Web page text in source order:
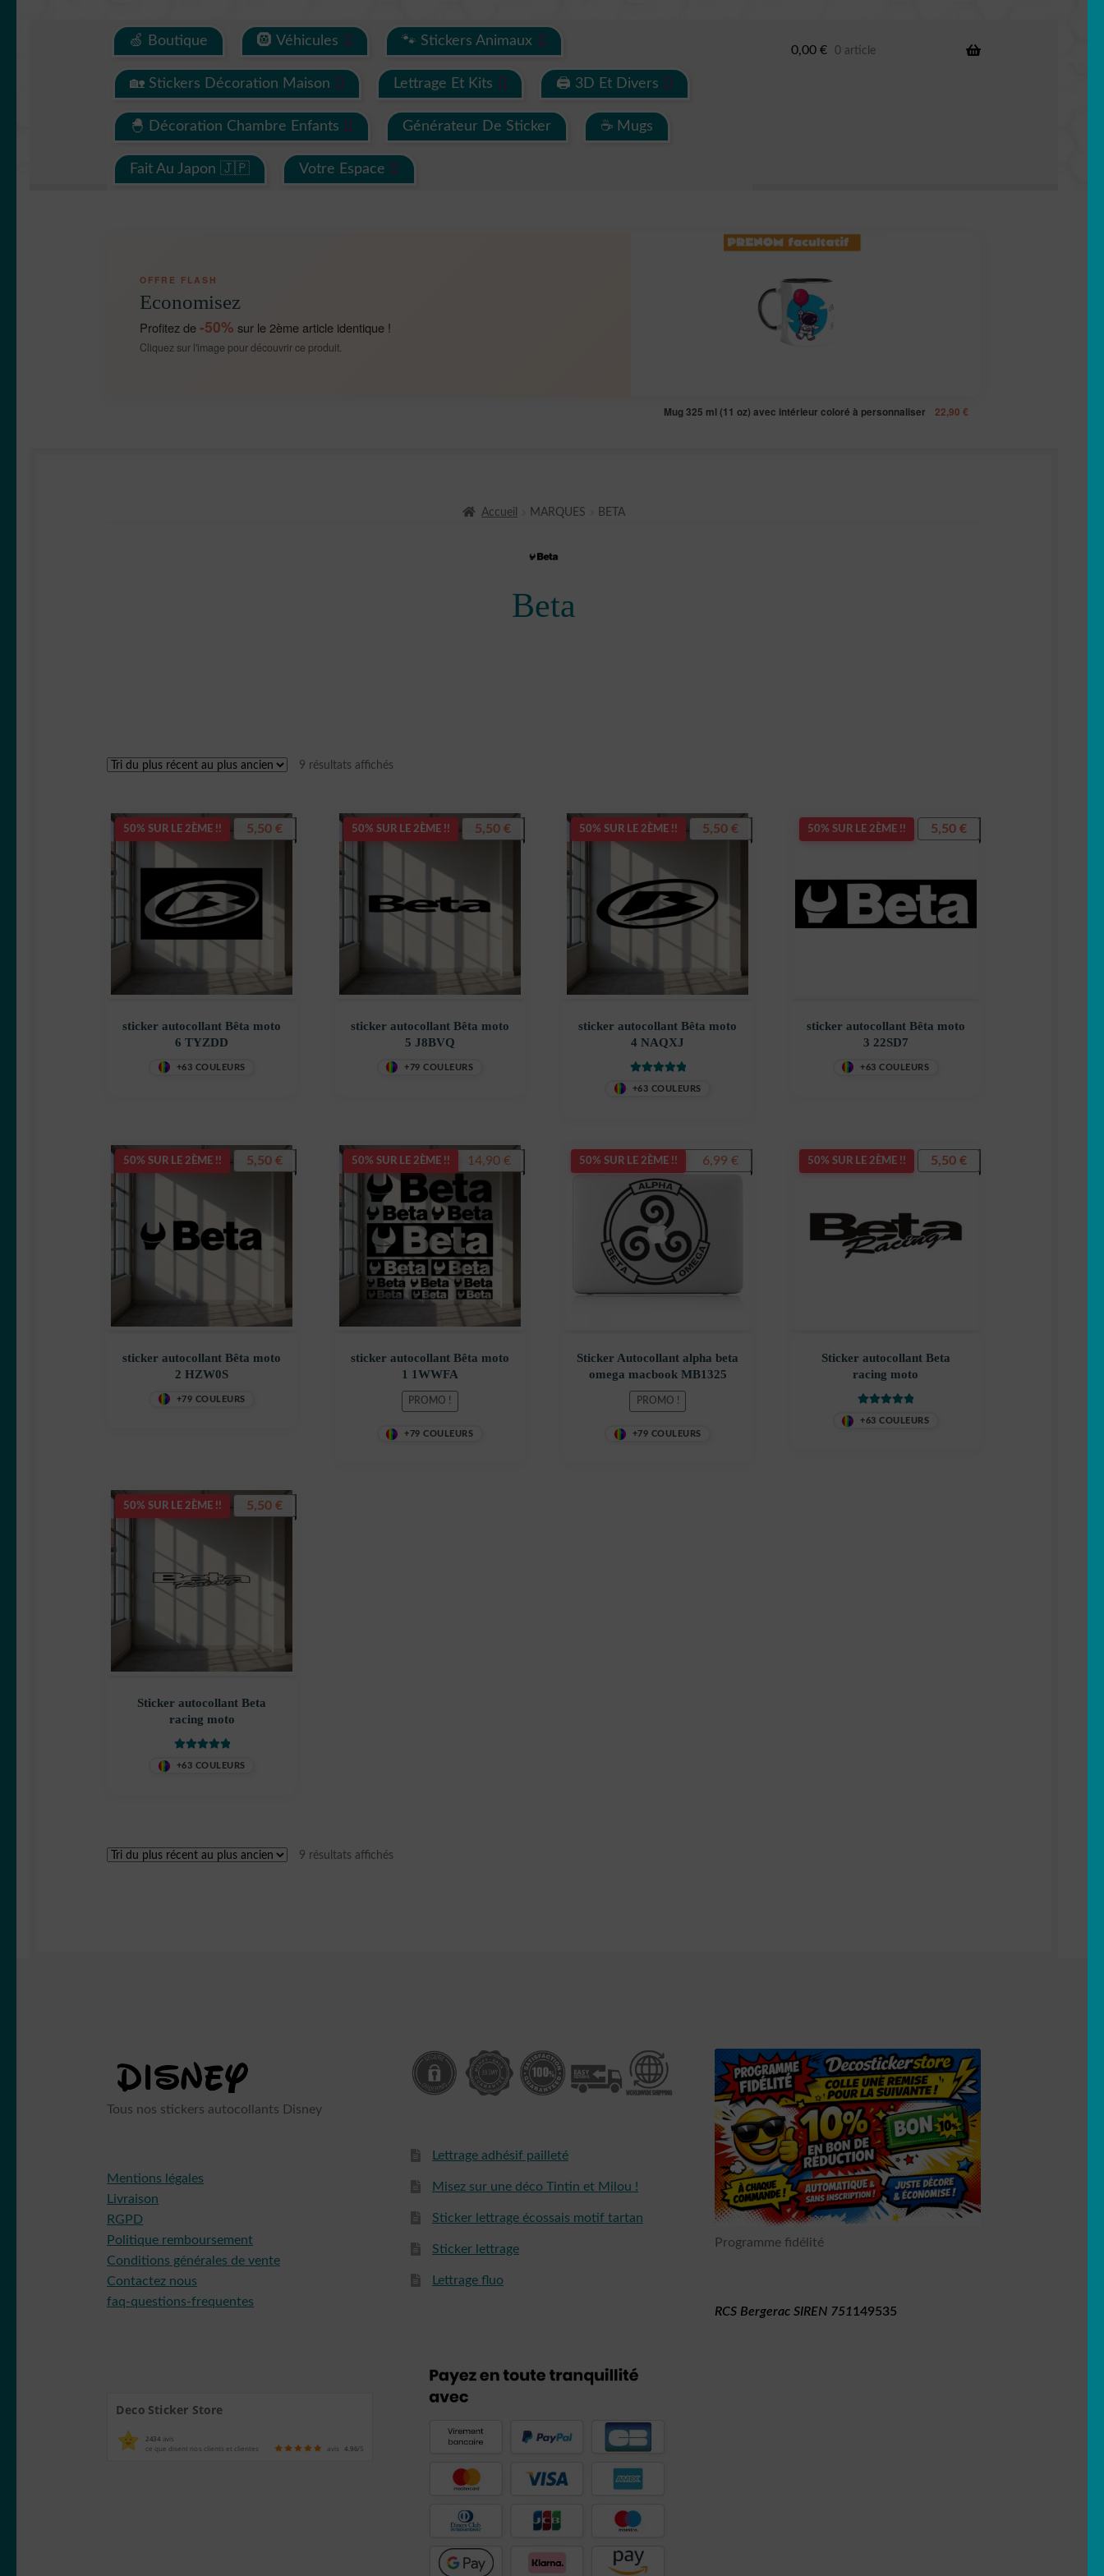
🍏 Boutique 🛞 Véhicules 🐾 Stickers Animaux
🏡 Stickers Décoration Maison Lettrage Et Kits 🖨 3D Et Divers
🐣 Décoration Chambre Enfants Générateur De Sticker ☕ Mugs
Fait Au Japon 🇯🇵 Votre Espace
0,00 € 0 article
OFFRE FLASH
Economisez
Profitez de-50% sur le 2ème article identique !
Cliquez sur l'image pour découvrir ce produit.
Mug 325 ml (11 oz) avec intérieur coloré à personnaliser 22,90 €
Accueil MARQUES BETA
Beta
9 résultats affichés
récent
plus
50% SUR LE 2ÈME !!
sticker autocollant Bêta moto
6 TYZDD
+63 COULEURS
5,50€ 50% SUR LE 2ÈME !!
sticker autocollant Bêta moto
5 J8BVQ
+79 COULEURS
5,50 € 50% SUR LE 2ÈME !!
sticker autocollant Bêta moto
4 NAQXJ
+63 COULEURS
5,50€ 50% SUR LE 2ÈME !!
sticker autocollant Bêta moto
3 22SD7
+63 COULEURS
5,50 €
50% SUR LE 2ÈME !!
sticker autocollant Bêta moto
2 HZW0S
+79 COULEURS
5,50€ 50% SUR LE 2ÈME !!
sticker autocollant Bêta moto
1 1WWFA
PROMO !
+79 COULEURS
19,90€
Le
prix
initial
était :
19,90 €.
14,90 €Le
50% SUR LE 2ÈME !!
Sticker Autocollant alpha beta
omega macbook MB1325
PROMO !
+79 COULEURS
7,99
Le
initial
était :
7,99 €.
6,99€Le
50% SUR LE 2ÈME !!
Sticker autocollant Beta
racing moto
+63 COULEURS
5,50 €
50% SUR LE 2ÈME !!
Sticker autocollant Beta
racing moto
+63 COULEURS
5,50€
9 résultats affichés
Tous nos stickers autocollants Disney
Mentions légales
Livraison
RGPD
Politique remboursement
Conditions générales de vente
Contactez nous
faq-questions-frequentes
Deco Sticker Store
2434 avis
ce que disent nos clients et clientes
avis 4.96/5
Lettrage adhésif pailleté
Misez sur une déco Tintin et Milou !
Sticker lettrage écossais motif tartan
Sticker lettrage
Lettrage fluo
Programme fidélité
RCS Bergerac SIREN 751149535